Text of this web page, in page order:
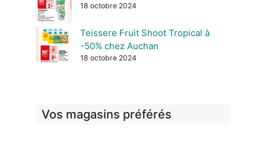
18 octobre 2024
Teissere Fruit Shoot Tropical à
-50% chez Auchan
18 octobre 2024
Vos magasins préférés